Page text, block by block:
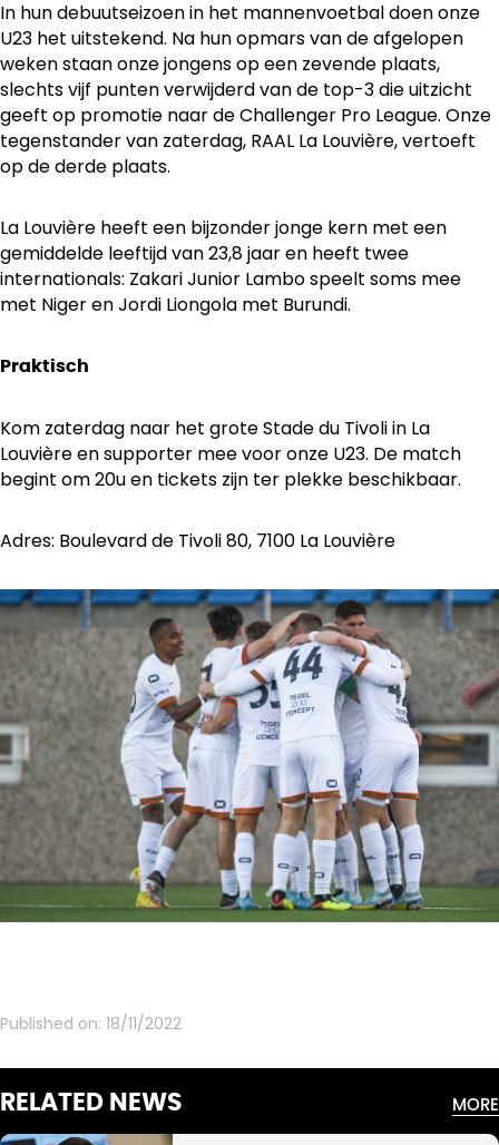
In hun debuutseizoen in het mannenvoetbal doen onze
U23 het uitstekend. Na hun opmars van de afgelopen
weken staan onze jongens op een zevende plaats,
slechts vijf punten verwijderd van de top-3 die uitzicht
geeft op promotie naar de Challenger Pro League. Onze
tegenstander van zaterdag, RAAL La Louvière, vertoeft
op de derde plaats.
La Louvière heeft een bijzonder jonge kern met een
gemiddelde leeftijd van 23,8 jaar en heeft twee
internationals: Zakari Junior Lambo speelt soms mee
met Niger en Jordi Liongola met Burundi.
Praktisch
Kom zaterdag naar het grote Stade du Tivoli in La
Louvière en supporter mee voor onze U23. De match
begint om 20u en tickets zijn ter plekke beschikbaar.
Adres: Boulevard de Tivoli 80, 7100 La Louvière
Published on: 18/11/2022
RELATED NEWS MORE